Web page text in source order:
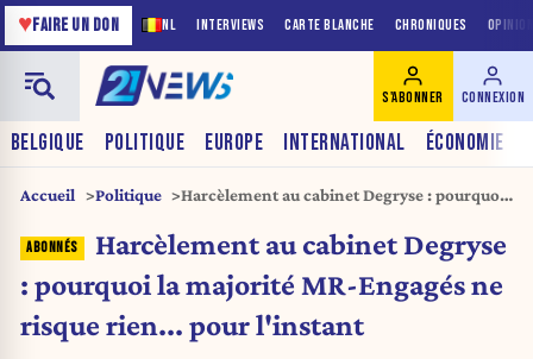
NL INTERVIEWS CARTE BLANCHE CHRONIQUES
♥FAIRE UN DON
BELGIQUE POLITIQUE EUROPE INTERNATIONAL ÉCONOMIE
S'ABONNER CONNEXION
Accueil Politique
Harcèlement au cabinet Degryse : pourquoi
pour l'instant
Harcèlement au cabinet Degryse
: pourquoi la majorité MR-Engagés ne
risque rien... pour l'instant